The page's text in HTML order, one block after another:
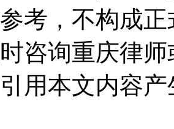
考，不构成
咨询重庆律
用本文内容